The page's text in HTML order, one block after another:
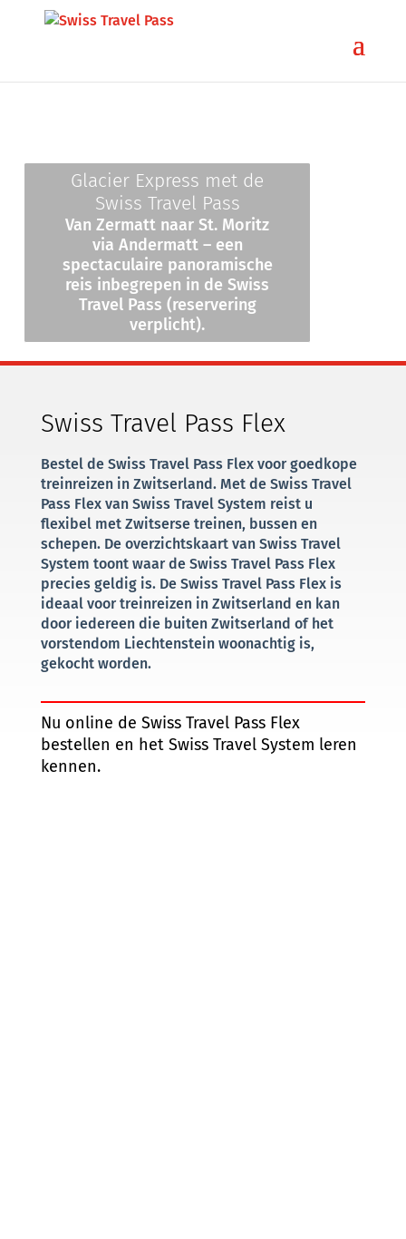
Glacier Express met de
Swiss Travel Pass
Van Zermatt naar St. Moritz
via Andermatt – een
spectaculaire panoramische
reis inbegrepen in de Swiss
Travel Pass (reservering
verplicht).
Swiss Travel Pass Flex
Bestel de Swiss Travel Pass Flex voor goedkope
treinreizen in Zwitserland. Met de Swiss Travel
Pass Flex van Swiss Travel System reist u
flexibel met Zwitserse treinen, bussen en
schepen. De overzichtskaart van Swiss Travel
System toont waar de Swiss Travel Pass Flex
precies geldig is. De Swiss Travel Pass Flex is
ideaal voor treinreizen in Zwitserland en kan
door iedereen die buiten Zwitserland of het
vorstendom Liechtenstein woonachtig is,
gekocht worden.
Nu online de Swiss Travel Pass Flex
bestellen en het Swiss Travel System leren
kennen.